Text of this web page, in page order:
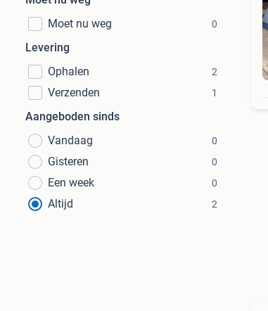
Moet nu weg
0
Levering
Ophalen
2
Verzenden 1
Aangeboden sinds
Vandaag
0
Gisteren 0
Een week 0
Altijd 2